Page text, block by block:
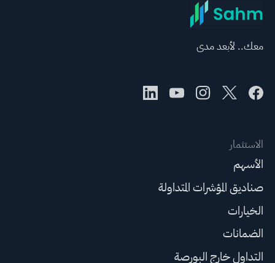
معك.. لأبعد مدى
الاستثمار
الأسهم
صناديق المؤشرات المتداولة
الخيارات
الضمانات
التداول خارج البورصة